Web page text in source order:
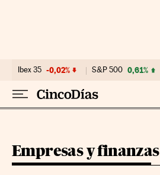
Ibex 35 -0,02% S&P 500 0,61%
Empresas y finanzas